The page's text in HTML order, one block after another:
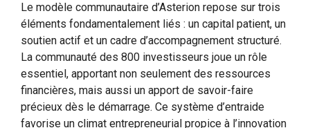
Le modèle communautaire d’Asterion repose sur trois
éléments fondamentalement liés : un capital patient, un
soutien actif et un cadre d’accompagnement structuré.
La communauté des 800 investisseurs joue un rôle
essentiel, apportant non seulement des ressources
financières, mais aussi un apport de savoir-faire
précieux dès le démarrage. Ce système d’entraide
favorise un climat entrepreneurial propice à l’innovation